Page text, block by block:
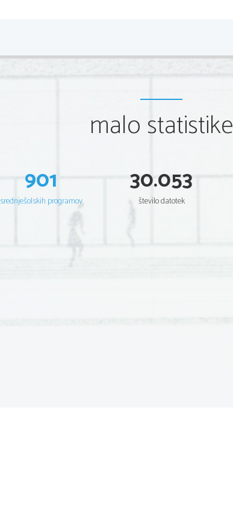
malo statistike
901
srednješolskih programov
30.053
število datotek